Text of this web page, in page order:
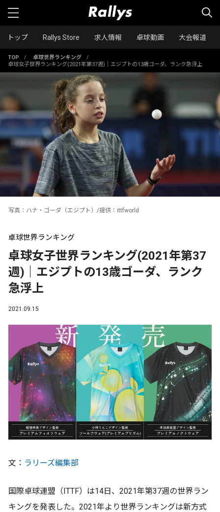
トップ Rallys Store 求人情報 卓球動画 大会報道
TOP / 卓球世界ランキング
/
卓球女子世界ランキング(2021年第37週)｜エジプトの13歳ゴーダ、ランク急浮上
写真：ハナ・ゴーダ（エジプト）/提供：ittfworld
卓球世界ランキング
卓球女子世界ランキング(2021年第37
週)｜エジプトの13歳ゴーダ、ランク
急浮上
2021.09.15
文： ラリーズ編集部
国際卓球連盟（ITTF）は14日、2021年第37週の世界ラン
キングを発表した。2021年より世界ランキングは新方式